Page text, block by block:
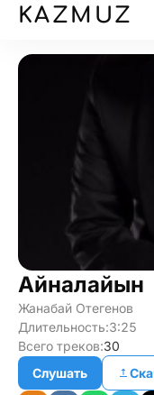
KAZMUZ
Айналайын
Жанабай Отегенов
Длительность:3:25
Всего треков:30
Слушать